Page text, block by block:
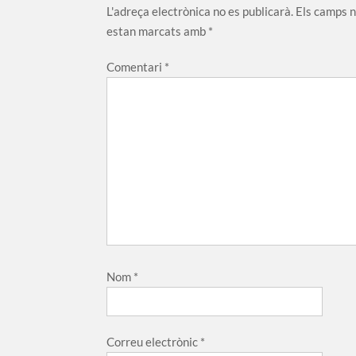
L'adreça electrònica no es publicarà. Els camps
estan marcats amb *
Comentari *
Nom *
Correu electrònic *